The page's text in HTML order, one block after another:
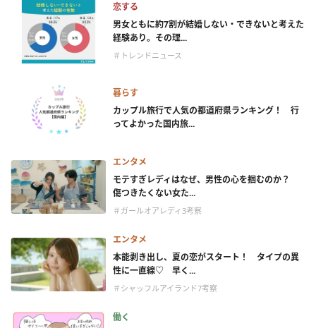
恋する
男女ともに約7割が結婚しない・できないと考えた
経験あり。その理...
＃トレンドニュース
暮らす
カップル旅行で人気の都道府県ランキング！ 行
ってよかった国内旅...
エンタメ
モテすぎレディはなぜ、男性の心を掴むのか？
傷つきたくない女た...
＃ガールオアレディ3考察
エンタメ
本能剥き出し、夏の恋がスタート！ タイプの異
性に一直線♡ 早く...
＃シャッフルアイランド7考察
働く